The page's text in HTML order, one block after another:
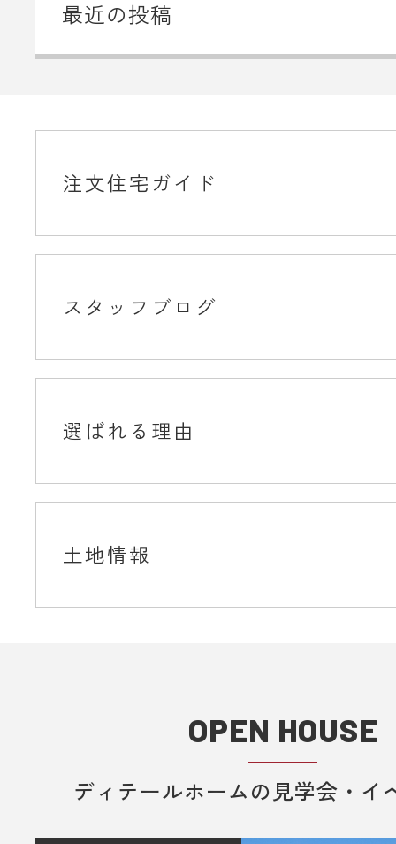
最近の投稿
注文住宅ガイド
スタッフブログ
選ばれる理由
土地情報
OPEN HOUSE
ディテールホームの見学会・イ